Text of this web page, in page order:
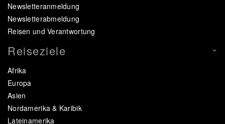
Newsletteranmeldung
Newsletterabmeldung
Reisen und Verantwortung
Reiseziele
Afrika
Europa
Asien
Nordamerika & Karibik
Lateinamerika